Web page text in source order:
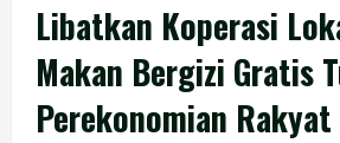
Libatkan Koperasi
Makan Bergizi Gratis
Perekonomian Rakyat